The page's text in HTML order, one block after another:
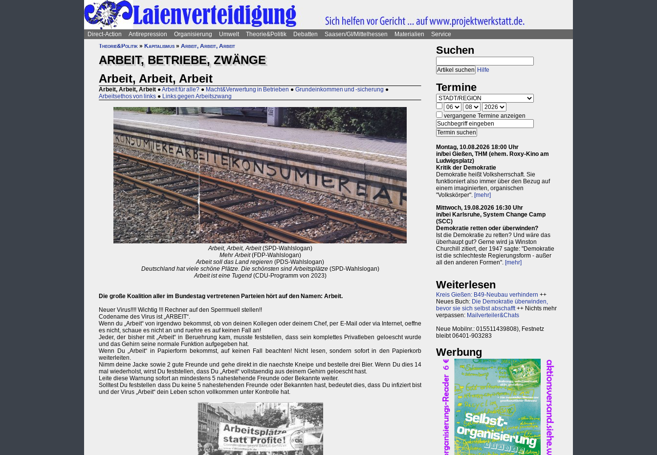
Direct-Action Antirepression Organisierung Umwelt Theorie&Politik Debatten Saasen/GI/Mittelhessen Materialien
Service
Theorie&Politik » Kapitalismus » Arbeit, Arbeit, Arbeit
ARBEIT, BETRIEBE, ZWÄNGE
Arbeit, Arbeit, Arbeit
Arbeit, Arbeit, Arbeit ●Arbeit für alle? ● Macht&Verwertung in Betrieben ● Grundeinkommen und -sicherung ●
Arbeitsethos von links ● Links gegen Arbeitszwang
Arbeit, Arbeit, Arbeit(SPD-Wahlslogan)
Mehr Arbeit(FDP-Wahlslogan)
Arbeit soll das Land regieren (PDS-Wahlslogan)
Deutschland hat viele schöne Plätze. Die schönsten sind Arbeitsplätze(SPD-Wahlslogan)
Arbeit ist eine Tugend(CDU-Programm von 2023)
Die große Koalition aller im Bundestag vertretenen Parteien hört auf den Namen: Arbeit.
Neuer Virus!!!! Wichtig !!! Rechner auf den Sperrmuell stellen!!
Codename des Virus ist „ARBEIT“.
Wenn du „Arbeit“ von irgendwo bekommst, ob von deinen Kollegen oder deinem Chef, per E-Mail oder via Internet, oeffne
es nicht, schaue es nicht an und ruehre es auf keinen Fall an!
Jeder, der bisher mit „Arbeit“ in Beruehrung kam, musste feststellen, dass sein komplettes Privatleben geloescht wurde
und das Gehirn seine normale Funktion aufgegeben hat.
Wenn Du „Arbeit“ in Papierform bekommst, auf keinen Fall beachten! Nicht lesen, sondern sofort in den Papierkorb
weiterleiten.
Nimm deine Jacke sowie 2 gute Freunde und gehe direkt in die naechste Kneipe und bestelle drei Bier. Wenn Du dies 14
mal wiederholst, wirst Du feststellen, dass Du „Arbeit“ vollstaendig aus deinem Gehirn geloescht hast.
Leite diese Warnung sofort an mindestens 5 nahestehende Freunde oder Bekannte weiter.
Solltest Du feststellen dass Du keine 5 nahestehenden Freunde oder Bekannten hast, bedeutet dies, dass Du infiziert bist
und der Virus „Arbeit“ dein Leben schon vollkommen unter Kontrolle hat.
Suchen
Hilfe
Termine
vergangene Termine anzeigen
Montag, 10.08.2026 18:00 Uhr
in/bei Gießen, THM (ehem. Roxy-Kino am
Ludwigsplatz)
Kritik der Demokratie
Demokratie heißt Volksherrschaft. Sie
funktioniert also immer über den Bezug auf
einem imaginierten, organischen
"Volkskörper". [mehr]
Mittwoch, 19.08.2026 16:30 Uhr
in/bei Karlsruhe, System Change Camp
(SCC)
Demokratie retten oder überwinden?
Ist die Demokratie zu retten? Und wäre das
überhaupt gut? Gerne wird ja Winston
Churchill zitiert, der 1947 sagte: "Demokratie
ist die schlechteste Regierungsform - außer
all den anderen Formen". [mehr]
Weiterlesen
Kreis Gießen: B49-Neubau verhindern ++
Neues Buch: Die Demokratie überwinden,
bevor sie sich selbst abschafft++ Nichts mehr
verpassen: Mailverteiler&Chats
Neue Mobilnr.: 015511439808), Festnetz
bleibt 06401-903283
Werbung